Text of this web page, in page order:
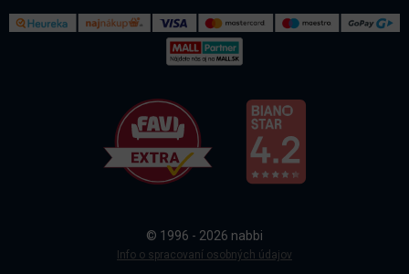
Doprava a platba
© 1996 - 2026 nabbi
Info o spracovaní osobných údajov